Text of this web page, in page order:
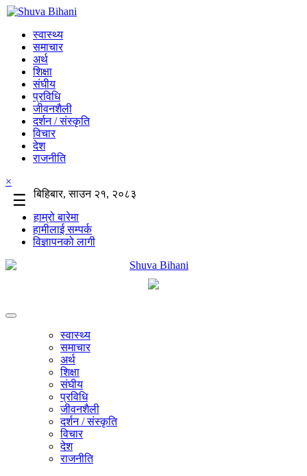
स्वास्थ्य
समाचार
अर्थ
शिक्षा
संघीय
प्रविधि
जीवनशैली
दर्शन / संस्कृति
विचार
देश
राजनीति
×
☰
बिहिबार, साउन २१, २०८३
हाम्रो बारेमा
हामीलाई सम्पर्क
विज्ञापनको लागी
स्वास्थ्य
समाचार
अर्थ
शिक्षा
संघीय
प्रविधि
जीवनशैली
दर्शन / संस्कृति
विचार
देश
राजनीति